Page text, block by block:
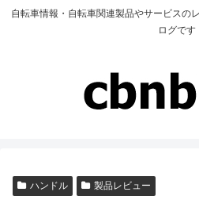
自転車情報・自転車関連製品やサービスの
ログです
ハンドル 製品レビュー